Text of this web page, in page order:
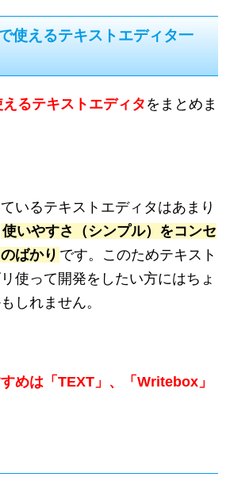
使えるテキストエディタ一
るテキストエディタ をまとめま
いるテキストエディタはあまり
使いやすさ（シンプル）をコンセ
ばかり です。このためテキスト
使って開発をしたい方にはちょ
しれません。
めは「TEXT」、「Writebox」